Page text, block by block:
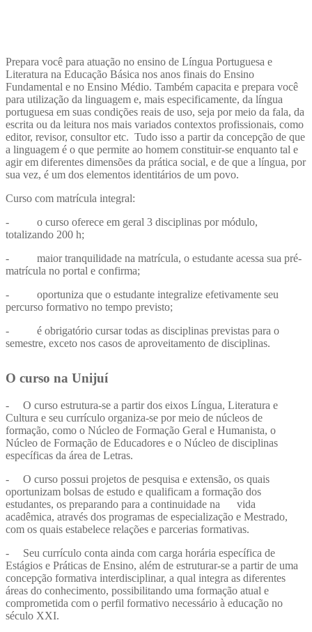
Prepara você para atuação no ensino de Língua Portuguesa e
Literatura na Educação Básica nos anos finais do Ensino
Fundamental e no Ensino Médio. Também capacita e prepara você
para utilização da linguagem e, mais especificamente, da língua
portuguesa em suas condições reais de uso, seja por meio da fala, da
escrita ou da leitura nos mais variados contextos profissionais, como
editor, revisor, consultor etc. Tudo isso a partir da concepção de que
a linguagem é o que permite ao homem constituir-se enquanto tal e
agir em diferentes dimensões da prática social, e de que a língua, por
sua vez, é um dos elementos identitários de um povo.
Curso com matrícula integral:
- o curso oferece em geral 3 disciplinas por módulo,
totalizando 200 h;
- maior tranquilidade na matrícula, o estudante acessa sua pré-
matrícula no portal e confirma;
- oportuniza que o estudante integralize efetivamente seu
percurso formativo no tempo previsto;
- é obrigatório cursar todas as disciplinas previstas para o
semestre, exceto nos casos de aproveitamento de disciplinas.
O curso na Unijuí
- O curso estrutura-se a partir dos eixos Língua, Literatura e
Cultura e seu currículo organiza-se por meio de núcleos de
formação, como o Núcleo de Formação Geral e Humanista, o
Núcleo de Formação de Educadores e o Núcleo de disciplinas
específicas da área de Letras.
- O curso possui projetos de pesquisa e extensão, os quais
oportunizam bolsas de estudo e qualificam a formação dos
estudantes, os preparando para a continuidade na vida
acadêmica, através dos programas de especialização e Mestrado,
com os quais estabelece relações e parcerias formativas.
- Seu currículo conta ainda com carga horária específica de
Estágios e Práticas de Ensino, além de estruturar-se a partir de uma
concepção formativa interdisciplinar, a qual integra as diferentes
áreas do conhecimento, possibilitando uma formação atual e
comprometida com o perfil formativo necessário à educação no
século XXI.